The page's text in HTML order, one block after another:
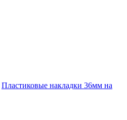
Пластиковые накладки 36мм на